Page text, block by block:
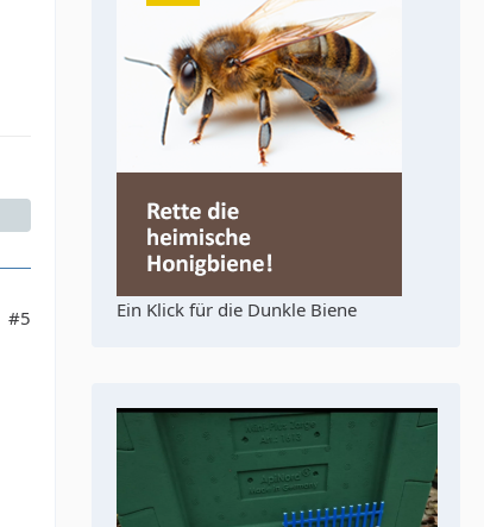
#5 Ein Klick für die Dunkle Biene